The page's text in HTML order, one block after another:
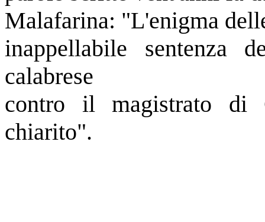
Malafarina: "L'enigma
inappellabile sentenza
calabrese
contro il magistrato di
chiarito".